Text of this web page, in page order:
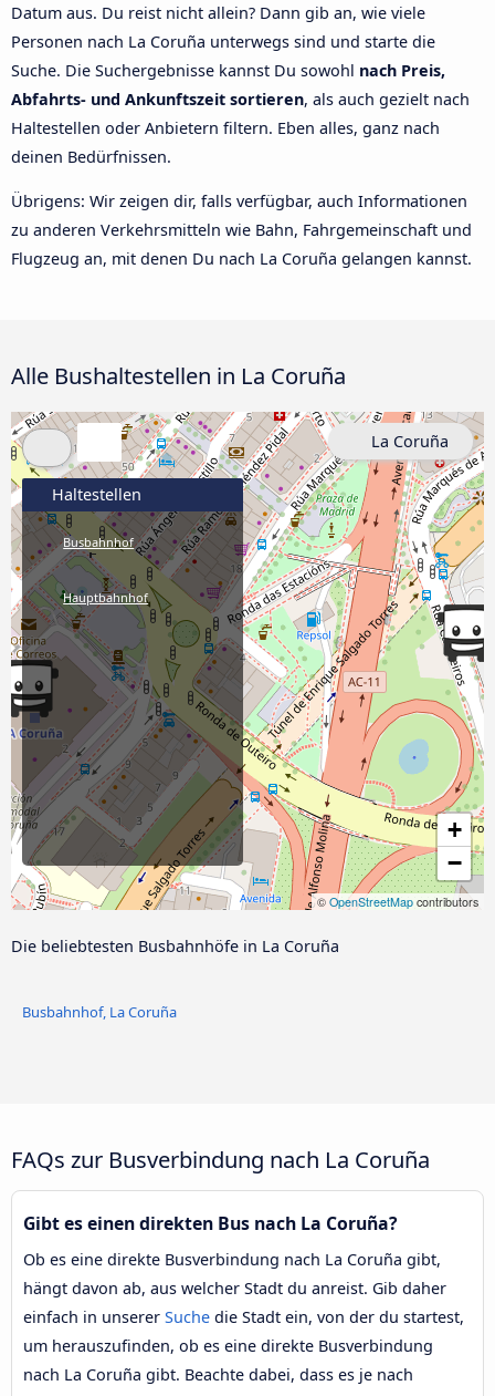
Datum aus. Du reist nicht allein? Dann gib an, wie viele
Personen nach La Coruña unterwegs sind und starte die
Suche. Die Suchergebnisse kannst Du sowohl nach Preis,
Abfahrts- und Ankunftszeit sortieren, als auch gezielt nach
Haltestellen oder Anbietern filtern. Eben alles, ganz nach
deinen Bedürfnissen.
Übrigens: Wir zeigen dir, falls verfügbar, auch Informationen
zu anderen Verkehrsmitteln wie Bahn, Fahrgemeinschaft und
Flugzeug an, mit denen Du nach La Coruña gelangen kannst.
Alle Bushaltestellen in La Coruña
+
−
© OpenStreetMap contributors
Haltestellen
Busbahnhof
Hauptbahnhof
La Coruña
Die beliebtesten Busbahnhöfe in La Coruña
Busbahnhof, La Coruña
FAQs zur Busverbindung nach La Coruña
Gibt es einen direkten Bus nach La Coruña?
Ob es eine direkte Busverbindung nach La Coruña gibt,
hängt davon ab, aus welcher Stadt du anreist. Gib daher
einfach in unserer Suche die Stadt ein, von der du startest,
um herauszufinden, ob es eine direkte Busverbindung
nach La Coruña gibt. Beachte dabei, dass es je nach